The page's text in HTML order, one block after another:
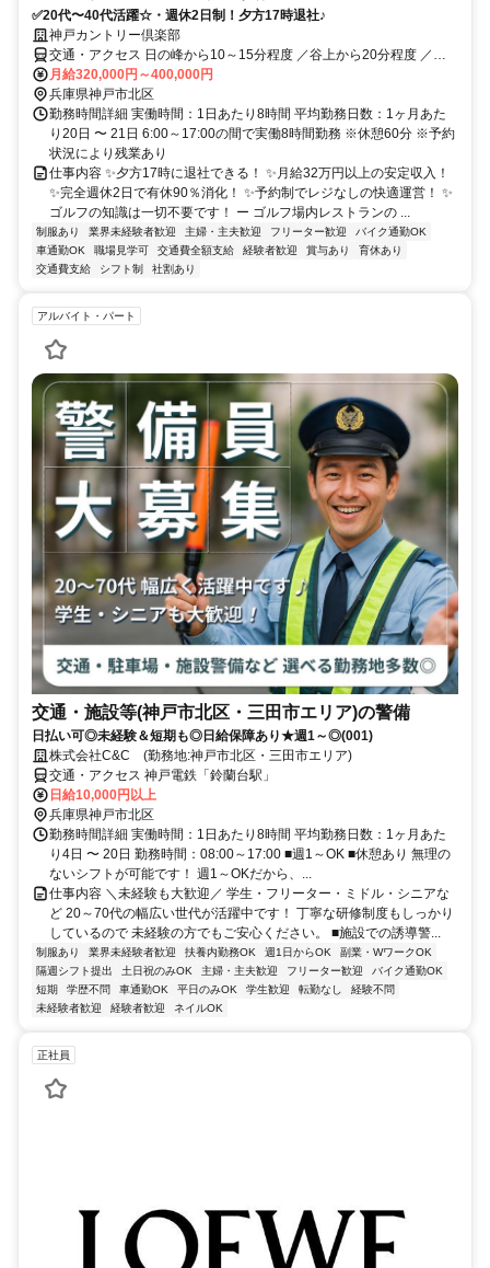
✅20代〜40代活躍☆・週休2日制！夕方17時退社♪
神戸カントリー倶楽部
交通・アクセス 日の峰から10～15分程度 ／谷上から20分程度 ／西
神中央工業団地から25分程度 ／志染駅から15分程度／南ウッディー
タウンから35分程度） ・岡場駅から(30分程度)
月給320,000円～400,000円
兵庫県神戸市北区
勤務時間詳細 実働時間：1日あたり8時間 平均勤務日数：1ヶ月あた
り20日 〜 21日 6:00～17:00の間で実働8時間勤務 ※休憩60分 ※予約
状況により残業あり
仕事内容 ✨夕方17時に退社できる！ ✨月給32万円以上の安定収入！
✨完全週休2日で有休90％消化！ ✨予約制でレジなしの快適運営！ ✨
ゴルフの知識は一切不要です！ ー ゴルフ場内レストランの ...
制服あり 業界未経験者歓迎 主婦・主夫歓迎 フリーター歓迎
バイク通勤OK
車通勤OK
職場見学可 交通費全額支給 経験者歓迎 賞与あり
育休あり
交通費支給
シフト制 社割あり
アルバイト・パート
交通・施設等(神戸市北区・三田市エリア)の警備
日払い可◎未経験＆短期も◎日給保障あり★週1～◎(001)
株式会社C&C (勤務地:神戸市北区・三田市エリア)
交通・アクセス 神戸電鉄「鈴蘭台駅」
日給10,000円以上
兵庫県神戸市北区
勤務時間詳細 実働時間：1日あたり8時間 平均勤務日数：1ヶ月あた
り4日 〜 20日 勤務時間：08:00～17:00 ■週1～OK ■休憩あり 無理の
ないシフトが可能です！ 週1～OKだから、...
仕事内容 ＼未経験も大歓迎／ 学生・フリーター・ミドル・シニアな
ど 20～70代の幅広い世代が活躍中です！ 丁寧な研修制度もしっかり
しているので 未経験の方でもご安心ください。 ■施設での誘導警...
制服あり 業界未経験者歓迎 扶養内勤務OK 週1日からOK
副業・WワークOK
隔週シフト提出
土日祝のみOK 主婦・主夫歓迎 フリーター歓迎
バイク通勤OK
短期
学歴不問 車通勤OK 平日のみOK 学生歓迎 転勤なし
経験不問
未経験者歓迎
経験者歓迎 ネイルOK
正社員